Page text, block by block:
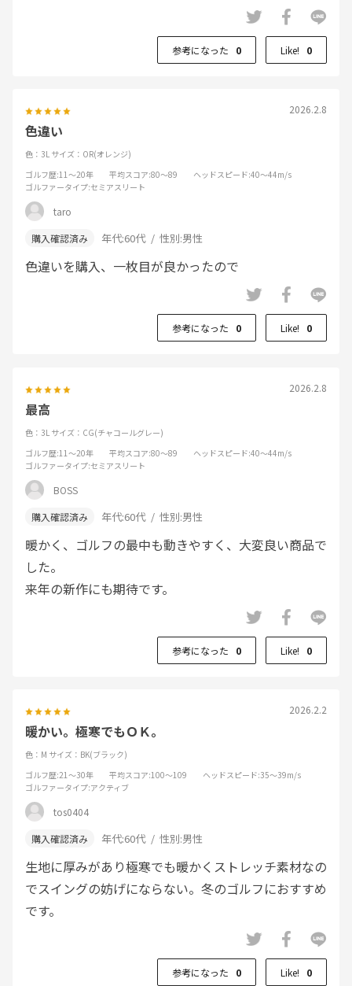
参考になった 0 Like! 0
2026.2.8
色違い
色：3L サイズ：OR(オレンジ)
ゴルフ歴:11～20年 平均スコア:80～89 ヘッドスピード:40～44m/s
ゴルファータイプ:セミアスリート
taro
年代:60代 性別:男性
色違いを購入、一枚目が良かったので
参考になった 0 Like! 0
2026.2.8
最高
色：3L サイズ：CG(チャコールグレー)
ゴルフ歴:11～20年 平均スコア:80～89 ヘッドスピード:40～44m/s
ゴルファータイプ:セミアスリート
BOSS
年代:60代 性別:男性
暖かく、ゴルフの最中も動きやすく、大変良い商品で
した。
来年の新作にも期待です。
参考になった 0 Like! 0
2026.2.2
暖かい。極寒でもＯＫ。
色：M サイズ：BK(ブラック)
ゴルフ歴:21～30年 平均スコア:100～109 ヘッドスピード:35～39m/s
ゴルファータイプ:アクティブ
tos0404
年代:60代 性別:男性
生地に厚みがあり極寒でも暖かくストレッチ素材なの
でスイングの妨げにならない。冬のゴルフにおすすめ
です。
参考になった 0 Like! 0